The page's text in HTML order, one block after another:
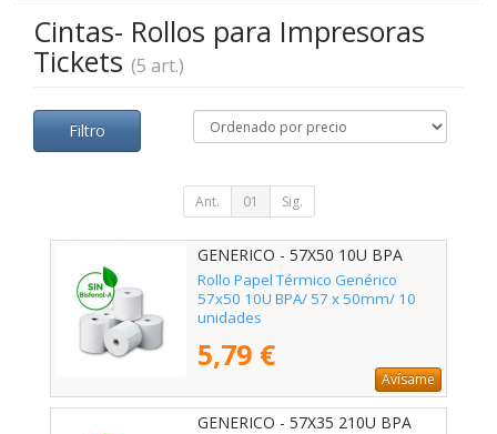
Cintas- Rollos para Impresoras
Tickets (5 art.)
Filtro
Ant. 01 Sig.
GENERICO - 57X50 10U BPA
Rollo Papel Térmico Genérico
57x50 10U BPA/ 57 x 50mm/ 10
unidades
5,79 €
Avísame
GENERICO - 57X35 210U BPA